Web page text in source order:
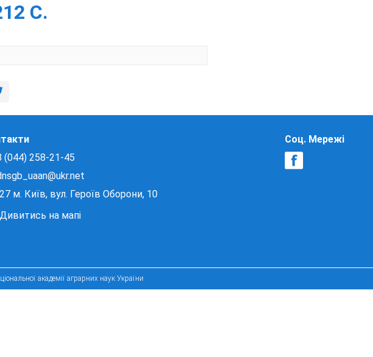
С.
(044) 258-21-45
м. Київ, вул. Героїв Оборони, 10
Дивитись на мапі
Соц. Мережі
академії аграрних наук України